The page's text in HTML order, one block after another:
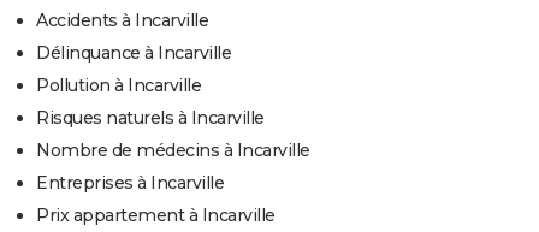
Accidents à Incarville
Délinquance à Incarville
Pollution à Incarville
Risques naturels à Incarville
Nombre de médecins à Incarville
Entreprises à Incarville
Prix appartement à Incarville